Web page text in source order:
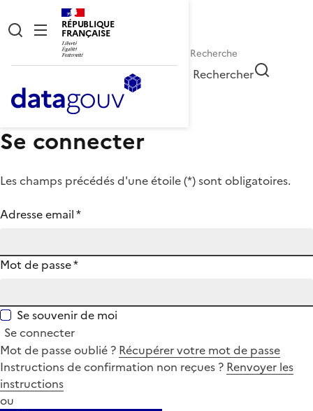
RÉPUBLIQUE
FRANÇAISE
Rechercher
Se connecter
Les champs précédés d'une étoile (*) sont obligatoires.
Adresse email*
Mot de passe*
Se souvenir de moi
Se connecter
Mot de passe oublié ? Récupérer votre mot de passe
Instructions de confirmation non reçues ? Renvoyer les
instructions
ou